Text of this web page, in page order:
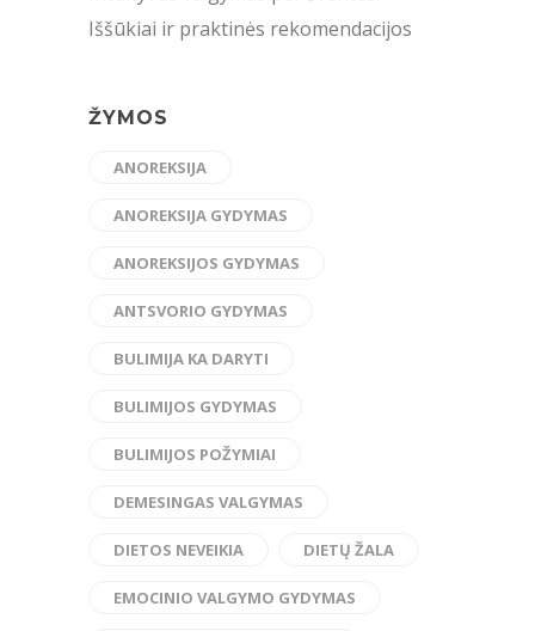
Iššūkiai ir praktinės rekomendacijos
ŽYMOS
ANOREKSIJA
ANOREKSIJA GYDYMAS
ANOREKSIJOS GYDYMAS
ANTSVORIO GYDYMAS
BULIMIJA KA DARYTI
BULIMIJOS GYDYMAS
BULIMIJOS POŽYMIAI
DEMESINGAS VALGYMAS
DIETOS NEVEIKIA DIETŲ ŽALA
EMOCINIO VALGYMO GYDYMAS